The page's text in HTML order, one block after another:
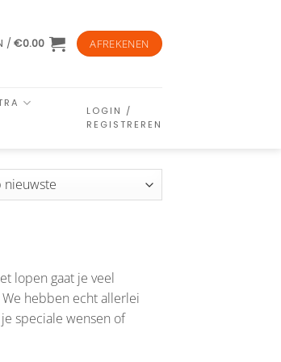
/€0.00 AFREKENEN
LOGIN /
REGISTREREN
lopen gaat je veel
hebben echt allerlei
speciale wensen of